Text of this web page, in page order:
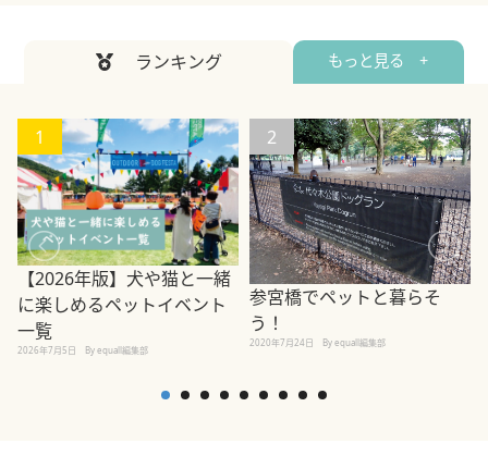
ランキング もっと見る +
1
【2026年版】犬や猫と一緒
に楽しめるペットイベント
一覧
2026年7月5日 By equall編集部
2
参宮橋でペットと暮らそ
う！
2020年7月24日 By equall編集部